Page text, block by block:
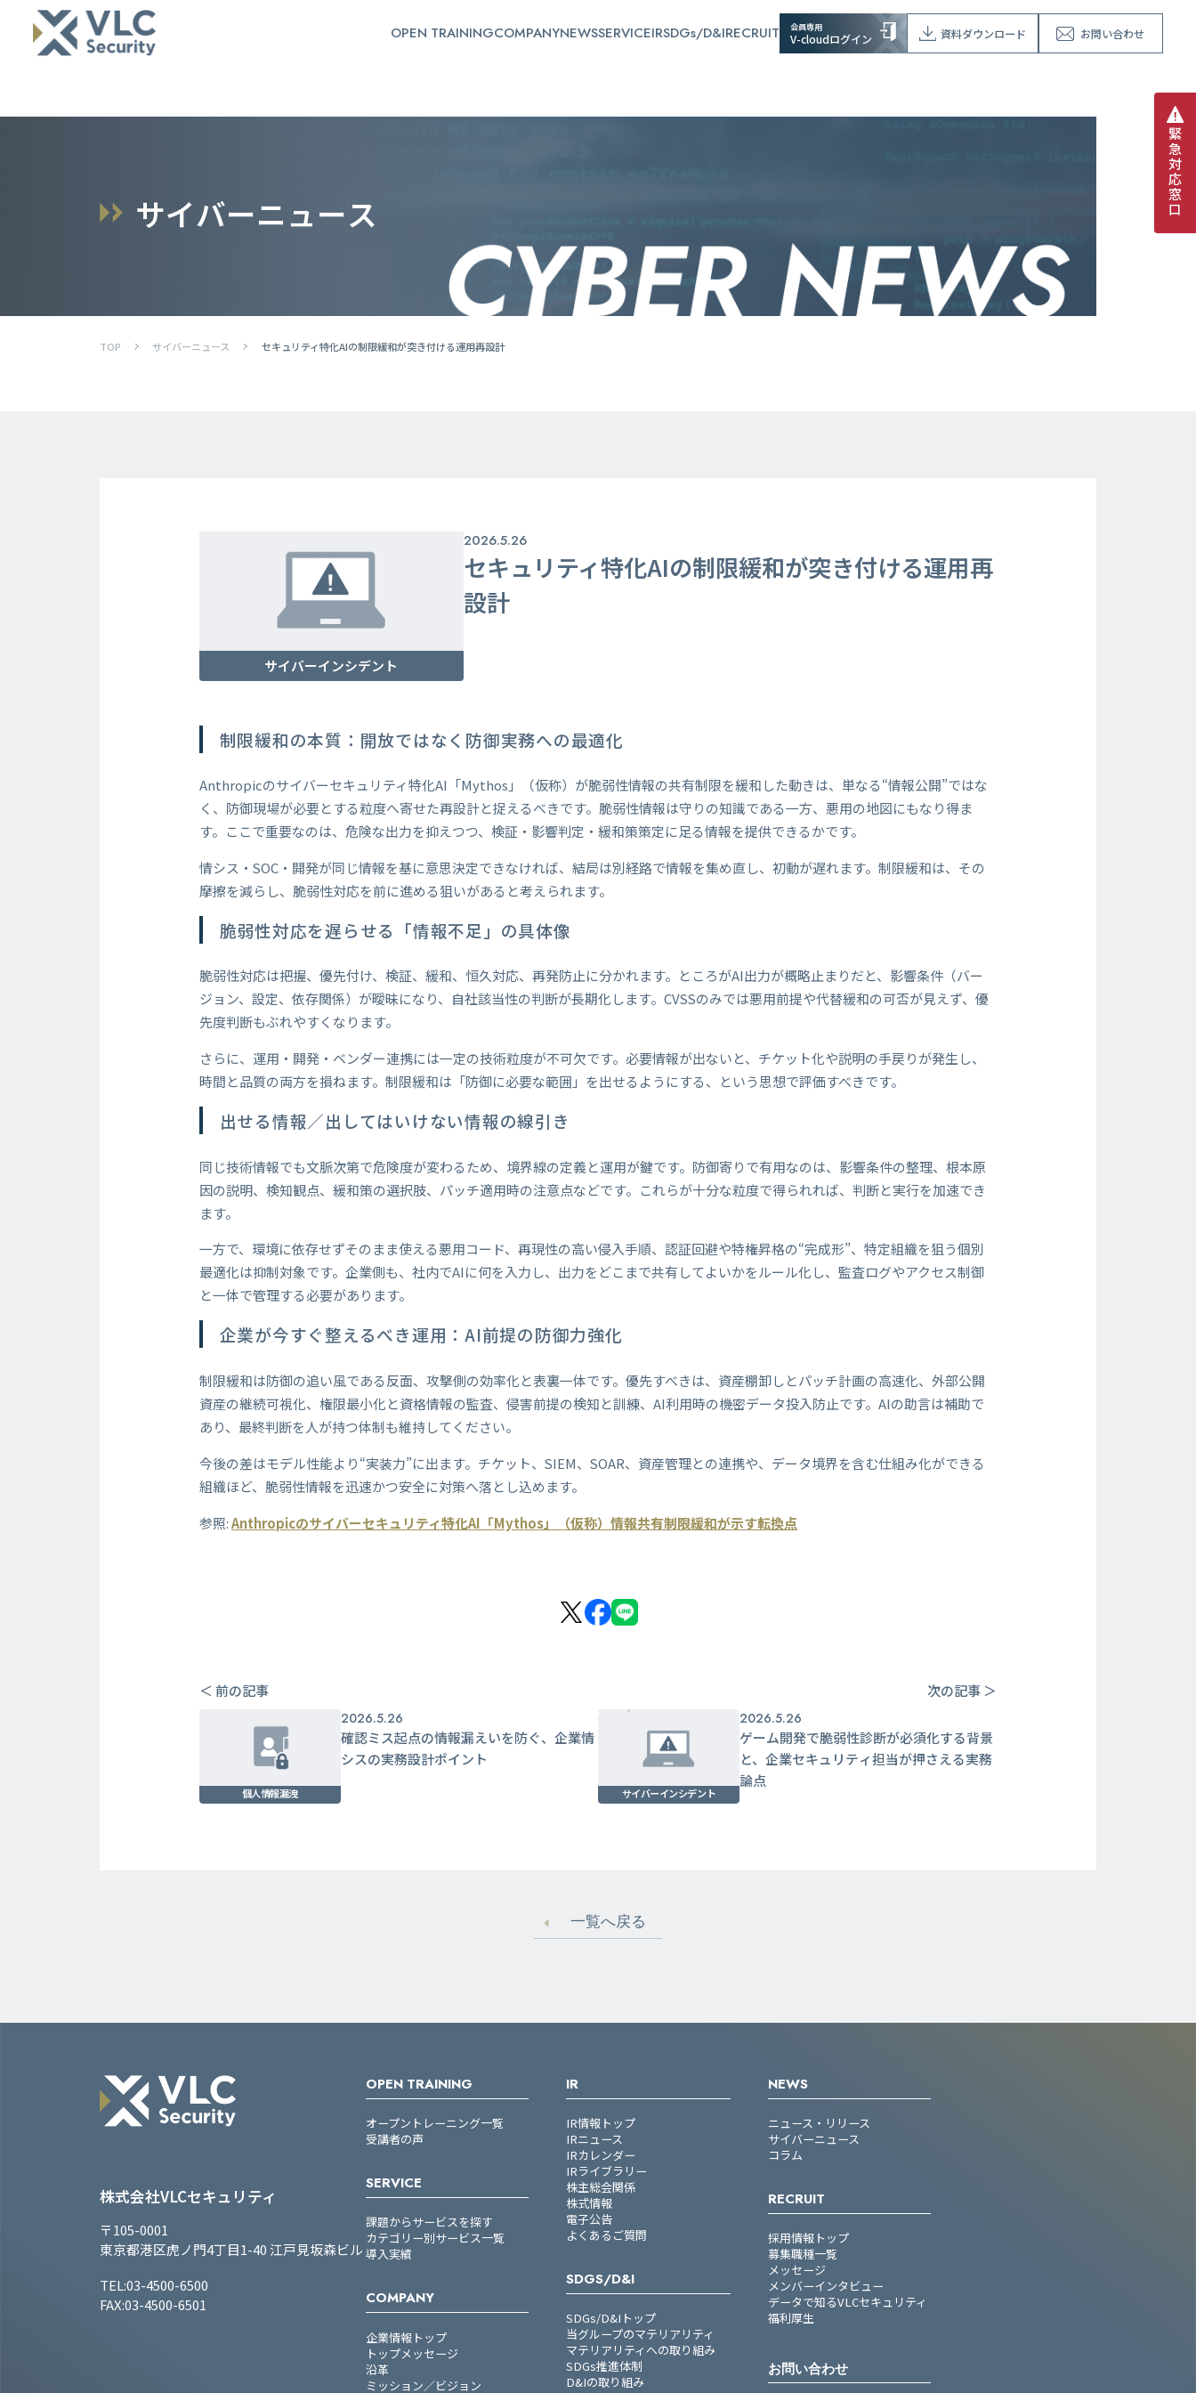
OPEN TRAININGCOMPANYNEWSSERVICEIRSDGs/D&IRECRUIT 会員専用
V-cloudログイン 資料ダウンロード お問い合わせ
緊
急
対
応
窓
口
サイバーニュース
TOP サイバーニュース セキュリティ特化AIの制限緩和が突き付ける運用再設計
サイバーインシデント
2026.5.26
セキュリティ特化AIの制限緩和が突き付ける運用再
設計
制限緩和の本質：開放ではなく防御実務への最適化
Anthropicのサイバーセキュリティ特化AI「Mythos」（仮称）が脆弱性情報の共有制限を緩和した動きは、単なる“情報公開”ではな
く、防御現場が必要とする粒度へ寄せた再設計と捉えるべきです。脆弱性情報は守りの知識である一方、悪用の地図にもなり得ま
す。ここで重要なのは、危険な出力を抑えつつ、検証・影響判定・緩和策策定に足る情報を提供できるかです。
情シス・SOC・開発が同じ情報を基に意思決定できなければ、結局は別経路で情報を集め直し、初動が遅れます。制限緩和は、その
摩擦を減らし、脆弱性対応を前に進める狙いがあると考えられます。
脆弱性対応を遅らせる「情報不足」の具体像
脆弱性対応は把握、優先付け、検証、緩和、恒久対応、再発防止に分かれます。ところがAI出力が概略止まりだと、影響条件（バー
ジョン、設定、依存関係）が曖昧になり、自社該当性の判断が長期化します。CVSSのみでは悪用前提や代替緩和の可否が見えず、優
先度判断もぶれやすくなります。
さらに、運用・開発・ベンダー連携には一定の技術粒度が不可欠です。必要情報が出ないと、チケット化や説明の手戻りが発生し、
時間と品質の両方を損ねます。制限緩和は「防御に必要な範囲」を出せるようにする、という思想で評価すべきです。
出せる情報／出してはいけない情報の線引き
同じ技術情報でも文脈次第で危険度が変わるため、境界線の定義と運用が鍵です。防御寄りで有用なのは、影響条件の整理、根本原
因の説明、検知観点、緩和策の選択肢、パッチ適用時の注意点などです。これらが十分な粒度で得られれば、判断と実行を加速でき
ます。
一方で、環境に依存せずそのまま使える悪用コード、再現性の高い侵入手順、認証回避や特権昇格の“完成形”、特定組織を狙う個別
最適化は抑制対象です。企業側も、社内でAIに何を入力し、出力をどこまで共有してよいかをルール化し、監査ログやアクセス制御
と一体で管理する必要があります。
企業が今すぐ整えるべき運用：AI前提の防御力強化
制限緩和は防御の追い風である反面、攻撃側の効率化と表裏一体です。優先すべきは、資産棚卸しとパッチ計画の高速化、外部公開
資産の継続可視化、権限最小化と資格情報の監査、侵害前提の検知と訓練、AI利用時の機密データ投入防止です。AIの助言は補助で
あり、最終判断を人が持つ体制も維持してください。
今後の差はモデル性能より“実装力”に出ます。チケット、SIEM、SOAR、資産管理との連携や、データ境界を含む仕組み化ができる
組織ほど、脆弱性情報を迅速かつ安全に対策へ落とし込めます。
参照:Anthropicのサイバーセキュリティ特化AI「Mythos」（仮称）情報共有制限緩和が示す転換点
＜ 前の記事 次の記事 ＞
個人情報漏洩
2026.5.26
確認ミス起点の情報漏えいを防ぐ、企業情
シスの実務設計ポイント
サイバーインシデント
2026.5.26
ゲーム開発で脆弱性診断が必須化する背景
と、企業セキュリティ担当が押さえる実務
論点
一覧へ戻る
株式会社VLCセキュリティ
〒105-0001
東京都港区虎ノ門4丁目1-40 江戸見坂森ビル
TEL:03-4500-6500
FAX:03-4500-6501
OPEN TRAINING
オープントレーニング一覧
受講者の声
SERVICE
課題からサービスを探す
カテゴリー別サービス一覧
導入実績
COMPANY
企業情報トップ
トップメッセージ
沿革
ミッション／ビジョン
IR
IR情報トップ
IRニュース
IRカレンダー
IRライブラリー
株主総会関係
株式情報
電子公告
よくあるご質問
SDGS/D&I
SDGs/D&Iトップ
当グループのマテリアリティ
マテリアリティへの取り組み
SDGs推進体制
D&Iの取り組み
NEWS
ニュース・リリース
サイバーニュース
コラム
RECRUIT
採用情報トップ
募集職種一覧
メッセージ
メンバーインタビュー
データで知るVLCセキュリティ
福利厚生
お問い合わせ